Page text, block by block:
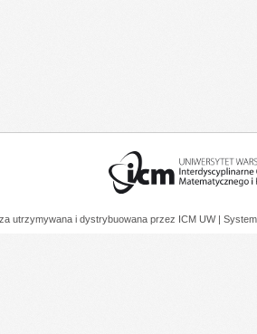
utrzymywana i dystrybuowana przez ICM UW |